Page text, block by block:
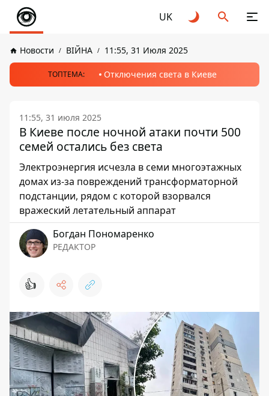
UK
Новости ВІЙНА 11:55, 31 Июля 2025
ТОПТЕМА: Отключения света в Киеве
11:55, 31 июля 2025
В Киеве после ночной атаки почти 500
семей остались без света
Электроэнергия исчезла в семи многоэтажных
домах из-за повреждений трансформаторной
подстанции, рядом с которой взорвался
вражеский летательный аппарат
Богдан Пономаренко
РЕДАКТОР
👍